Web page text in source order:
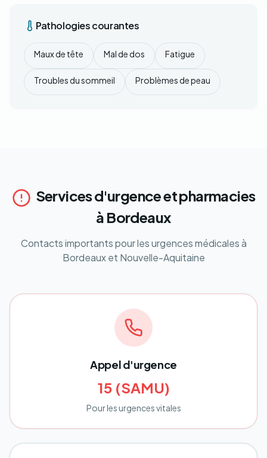
Pathologies courantes
Maux de tête Mal de dos Fatigue
Troubles du sommeil Problèmes de peau
Services d'urgence et pharmacies
à Bordeaux
Contacts importants pour les urgences médicales à
Bordeaux et Nouvelle-Aquitaine
Appel d'urgence
15 (SAMU)
Pour les urgences vitales